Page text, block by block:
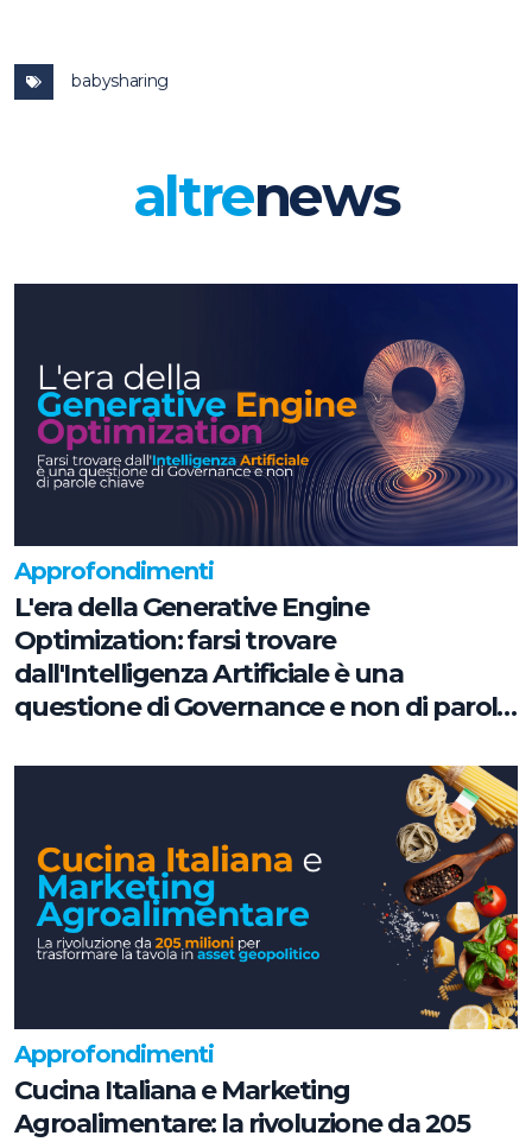
babysharing
altrenews
Approfondimenti
L'era della Generative Engine
Optimization: farsi trovare
dall'Intelligenza Artificiale è una
questione di Governance e non di parole
Approfondimenti
Cucina Italiana e Marketing
Agroalimentare: la rivoluzione da 205